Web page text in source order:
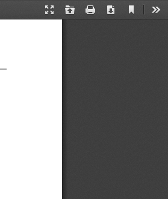
Presentation
Open Print Download
Current